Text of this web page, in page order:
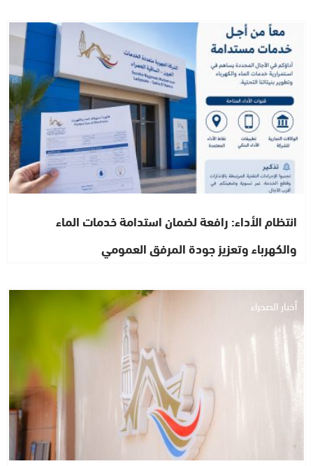
أخبار الصحراء
انتظام الأداء: رافعة لضمان استدامة خدمات الماء
والكهرباء وتعزيز جودة المرفق العمومي
أخبار الصحراء